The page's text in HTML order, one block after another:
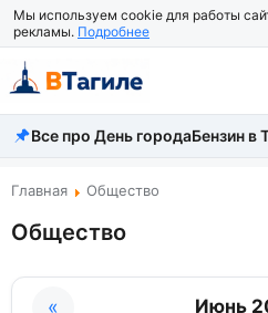
Мы используем cookie для работы
рекламы. Подробнее
Все новости
Происшествия
Город
Власть
Все про День городаБензин в
Главная Общество
Общество
« Июнь